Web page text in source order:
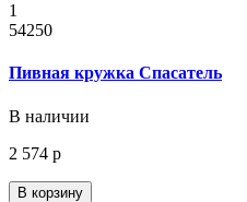
1
54250
Пивная кружка Спасатель
В наличии
2 574 р
В корзину